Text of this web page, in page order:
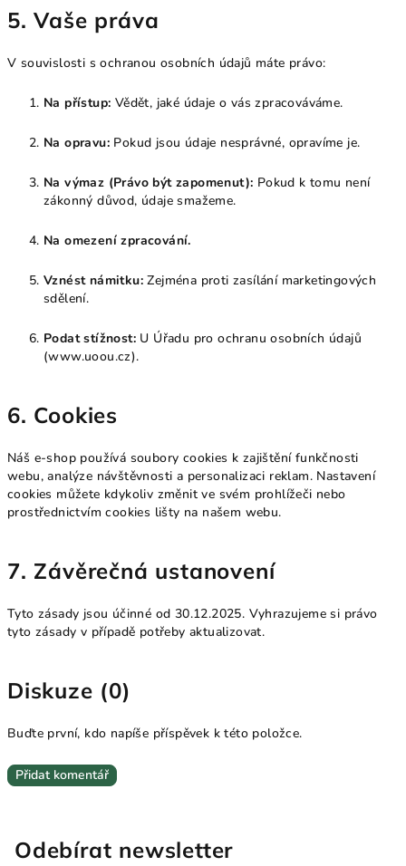
5. Vaše práva
V souvislosti s ochranou osobních údajů máte právo:
Na přístup: Vědět, jaké údaje o vás zpracováváme.
Na opravu: Pokud jsou údaje nesprávné, opravíme je.
Na výmaz (Právo být zapomenut): Pokud k tomu není
zákonný důvod, údaje smažeme.
Na omezení zpracování.
Vznést námitku: Zejména proti zasílání marketingových
sdělení.
Podat stížnost: U Úřadu pro ochranu osobních údajů
(www.uoou.cz).
6. Cookies
Náš e-shop používá soubory cookies k zajištění funkčnosti
webu, analýze návštěvnosti a personalizaci reklam. Nastavení
cookies můžete kdykoliv změnit ve svém prohlížeči nebo
prostřednictvím cookies lišty na našem webu.
7. Závěrečná ustanovení
Tyto zásady jsou účinné od 30.12.2025. Vyhrazujeme si právo
tyto zásady v případě potřeby aktualizovat.
Diskuze (0)
Buďte první, kdo napíše příspěvek k této položce.
Přidat komentář
Odebírat newsletter